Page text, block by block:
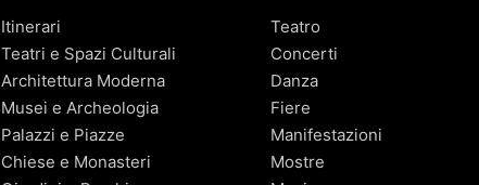
Itinerari
Teatri e Spazi Culturali
Architettura Moderna
Musei e Archeologia
Palazzi e Piazze
Chiese e Monasteri
Teatro
Concerti
Danza
Fiere
Manifestazioni
Mostre